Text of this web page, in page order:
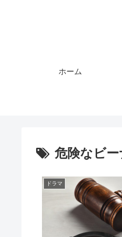
ホーム
危険なビー
ドラマ